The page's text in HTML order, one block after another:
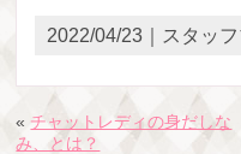
2022/04/23｜スタッ
«チャットレディの身だしな
み、とは？